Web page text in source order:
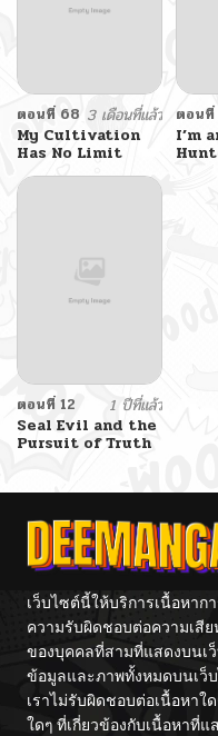
ตอนที่ 68 3 เดือนที่แล้ว
My Cultivation
Has No Limit
ตอน
I’m
ตอนที่ 12
1 ปีที่แล้ว
Seal Evil and the
Pursuit of Truth
เว็บไซต์นี้ให้บริการเนื้อหาก
ความรับผิดชอบต่อความเสี
ของบุคคลที่สามที่แสดงบนเ
ข้อมูลและภาพทั้งหมดบนเว็
เราไม่รับผิดชอบต่อเนื้อหา
ใดๆ ที่เกี่ยวข้องกับเนื้อหาที่